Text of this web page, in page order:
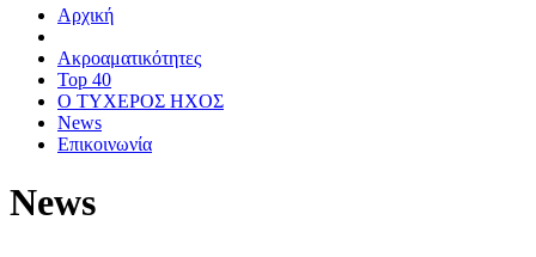
Αρχική
Ακροαματικότητες
Top 40
Ο ΤΥΧΕΡΟΣ ΗΧΟΣ
News
Επικοινωνία
News